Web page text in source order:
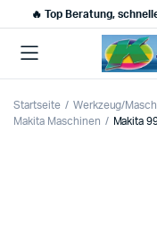
🔥 Top Beratung,
Startseite Werkzeug/
Makita Maschinen
Makita